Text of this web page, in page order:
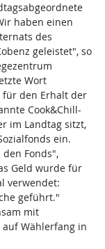
haben einen
des
geleistet", so
Wort
für den Erhalt der
Cook&Chill-
im Landtag sitzt,
ein.
Fonds",
Geld wurde für
verwendet:
geführt."
mit
Wählerfang in